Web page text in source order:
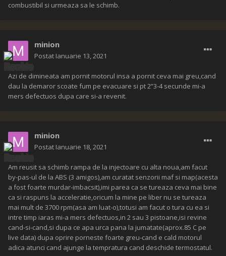
combustibil si urmeaza sa le schimb.
minion
Postat Ianuarie 13, 2021
Azi de dimineata am pornit motorul insa a pornit ceva mai greu,cand
dau la demaror scoate fum pe evacuare si pt 2”3-4 secunde mi-a
mers defectuos dupa care si-a revenit.
minion
Postat Ianuarie 18, 2021
Am reusit sa schimb rampa de la injectoare cu alta noua,am facut
by-pas-ul de la ABS (3 amigos),am curatat senzorii maf si map(acesta
a fost foarte murdar-imbacsit),imi parea ca se tureaza ceva mai bine
ca si raspuns la acceleratie,oricum la mine pe liber nu se tureaza
mai mult de 3700 rpm(asa am luat-o),totusi am facut o tura cu ea si
intre timp iaras mi-a mers defectuos,in 2 sau 3 pistoane,isi revine
cand-si-cand,si dupa ce apa urca pana la jumatate(aprox.85 C pe
live data) dupa oprire porneste foarte greu-cand e cald motorul
adica atunci cand ajunge la tempratura cand deschide termostatul.